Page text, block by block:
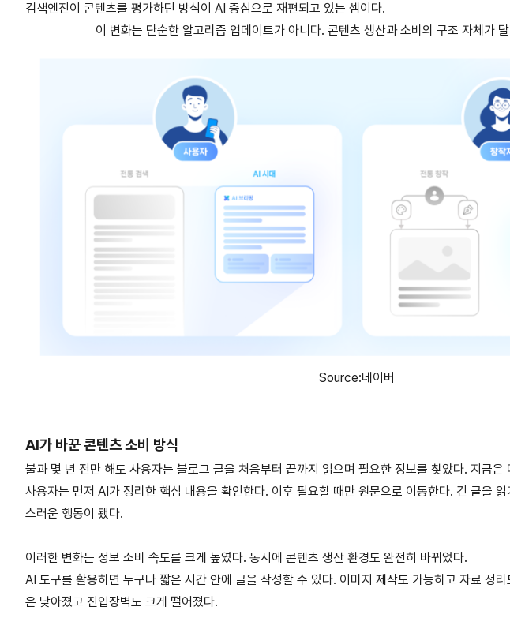
검색엔진이 콘텐츠를 평가하던 방식이 AI 중심으로 재편되고 있는 셈이다.
이 변화는 단순한 알고리즘 업데이트가 아니다. 콘텐츠 생산과 소비의 구조 자체가
Source:네이버
AI가 바꾼 콘텐츠 소비 방식
불과 몇 년 전만 해도 사용자는 블로그 글을 처음부터 끝까지 읽으며 필요한 정보를 찾았다. 지금은
사용자는 먼저 AI가 정리한 핵심 내용을 확인한다. 이후 필요할 때만 원문으로 이동한다. 긴 글을
스러운 행동이 됐다.
이러한 변화는 정보 소비 속도를 크게 높였다. 동시에 콘텐츠 생산 환경도 완전히 바뀌었다.
AI 도구를 활용하면 누구나 짧은 시간 안에 글을 작성할 수 있다. 이미지 제작도 가능하고 자료 정
은 낮아졌고 진입장벽도 크게 떨어졌다.